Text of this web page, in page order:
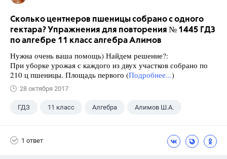
Сколько центнеров пшеницы собрано с одного
гектара? Упражнения для повторения № 1445 ГДЗ
по алгебре 11 класс алгебра Алимов
Нужна очень ваша помощь) Найдем решение?:
При уборке урожая с каждого из двух участков собрано по
210 ц пшеницы. Площадь первого (Подробнее...)
28 октября 2017
ГДЗ 11 класс Алгебра Алимов Ш.А.
1 ответ